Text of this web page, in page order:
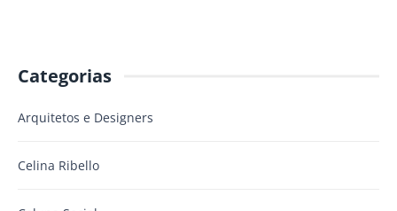
Categorias
Arquitetos e Designers
Celina Ribello